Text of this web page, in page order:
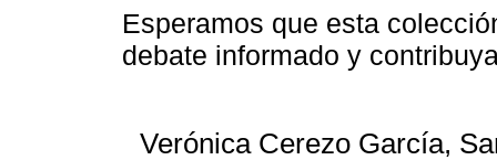
Esperamos que esta
debate informado y
Verónica Cerezo García,